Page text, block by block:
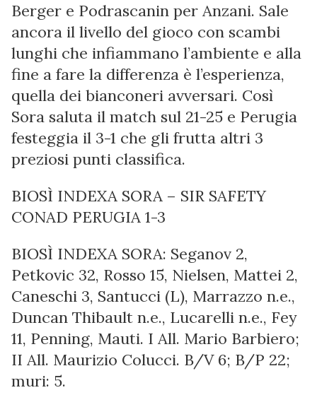
Berger e Podrascanin per Anzani. Sale
ancora il livello del gioco con scambi
lunghi che infiammano l’ambiente e alla
fine a fare la differenza è l’esperienza,
quella dei bianconeri avversari. Così
Sora saluta il match sul 21-25 e Perugia
festeggia il 3-1 che gli frutta altri 3
preziosi punti classifica.
BIOSÌ INDEXA SORA – SIR SAFETY
CONAD PERUGIA 1-3
BIOSÌ INDEXA SORA: Seganov 2,
Petkovic 32, Rosso 15, Nielsen, Mattei 2,
Caneschi 3, Santucci (L), Marrazzo n.e.,
Duncan Thibault n.e., Lucarelli n.e., Fey
11, Penning, Mauti. I All. Mario Barbiero;
II All. Maurizio Colucci. B/V 6; B/P 22;
muri: 5.